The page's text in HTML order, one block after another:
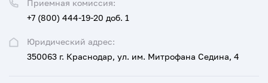
Юридический адрес:
350063 г. Краснодар, ул. им. Митрофана Седина, 4
Приемная комиссия:
+7 (800) 444-19-20 доб. 1